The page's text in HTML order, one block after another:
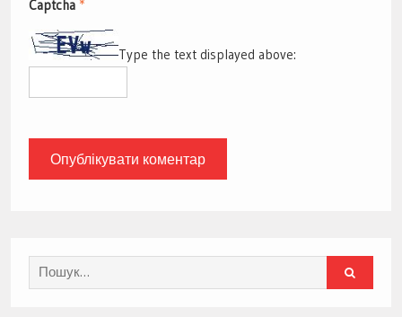
Captcha *
Type the text displayed above:
Search
for: